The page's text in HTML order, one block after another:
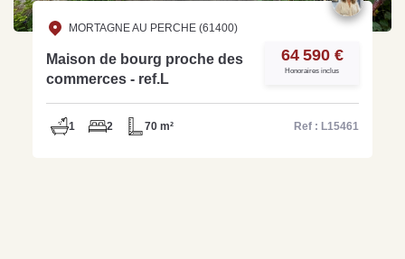
MORTAGNE AU PERCHE (61400)
Maison de bourg proche des
commerces - ref.L
64 590 €
Honoraires inclus
1 2 70 m² Ref : L15461